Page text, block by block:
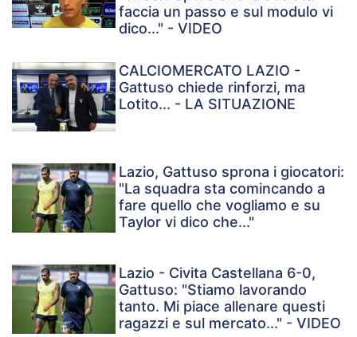
faccia un passo e sul modulo vi
dico..." - VIDEO
CALCIOMERCATO LAZIO -
Gattuso chiede rinforzi, ma
Lotito... - LA SITUAZIONE
Lazio, Gattuso sprona i giocatori:
"La squadra sta comincando a
fare quello che vogliamo e su
Taylor vi dico che..."
Lazio - Civita Castellana 6-0,
Gattuso: "Stiamo lavorando
tanto. Mi piace allenare questi
ragazzi e sul mercato..." - VIDEO